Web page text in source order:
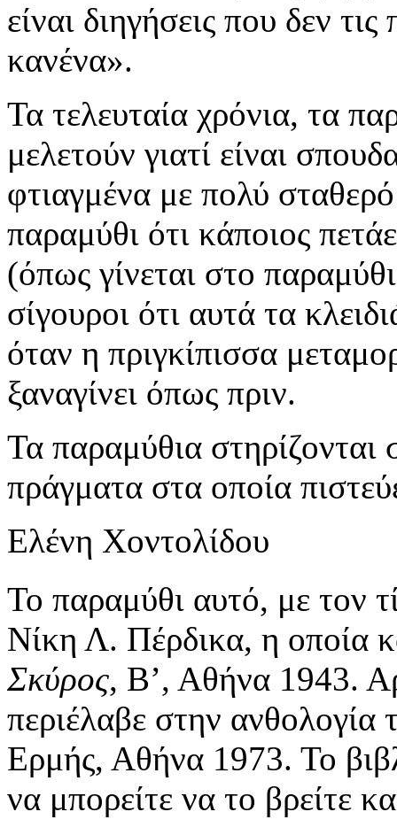
είναι διηγήσεις που δεν
κανένα».
Τα τελευταία χρόνια, τα
μελετούν γιατί είναι
φτιαγμένα με πολύ
παραμύθι ότι κάποιος
(όπως γίνεται στο
σίγουροι ότι αυτά τα
όταν η πριγκίπισσα
ξαναγίνει όπως πριν.
Τα παραμύθια
πράγματα στα οποία
Ελένη Χοντολίδου
Το παραμύθι αυτό, με τον
Νίκη Λ. Πέρδικα, η οποία
Σκύρος, Β’, Αθήνα 1943.
περιέλαβε στην ανθολογία
Ερμής, Αθήνα 1973. Το
να μπορείτε να το βρείτε